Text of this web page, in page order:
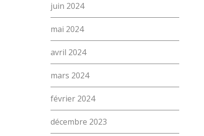
juin 2024
mai 2024
avril 2024
mars 2024
février 2024
décembre 2023